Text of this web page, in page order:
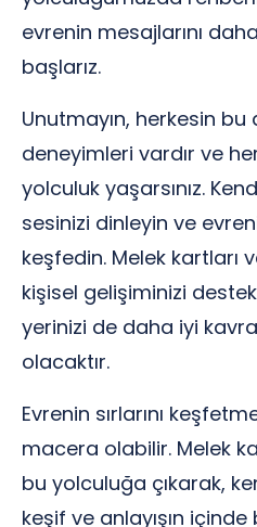
evrenin mesajlarını
başlarız.
Unutmayın, herkesin bu
deneyimleri vardır ve
yolculuk yaşarsınız.
sesinizi dinleyin ve
keşfedin. Melek kartları
kişisel gelişiminizi
yerinizi de daha iyi
olacaktır.
Evrenin sırlarını
macera olabilir. Melek
bu yolculuğa çıkarak,
keşif ve anlayışın